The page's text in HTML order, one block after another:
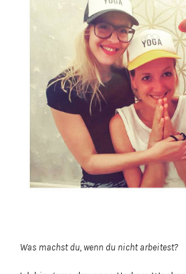
Was machst du, wenn du nicht arbeitest?